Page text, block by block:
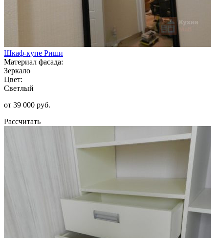
Шкаф-купе Риши
Материал фасада:
Зеркало
Цвет:
Светлый
от 39 000 руб.
Рассчитать